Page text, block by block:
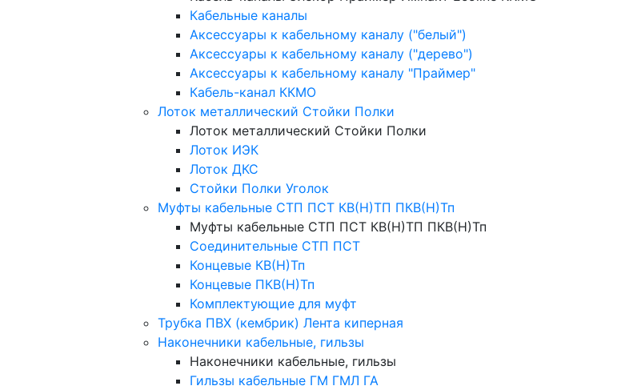
Кабельные каналы
Аксессуары к кабельному каналу ("белый")
Аксессуары к кабельному каналу ("дерево")
Аксессуары к кабельному каналу "Праймер"
Кабель-канал ККМО
Лоток металлический Стойки Полки
Лоток металлический Стойки Полки
Лоток ИЭК
Лоток ДКС
Стойки Полки Уголок
Муфты кабельные СТП ПСТ КВ(Н)ТП ПКВ(Н)Тп
Муфты кабельные СТП ПСТ КВ(Н)ТП ПКВ(Н)Тп
Соединительные СТП ПСТ
Концевые КВ(Н)Тп
Концевые ПКВ(Н)Тп
Комплектующие для муфт
Трубка ПВХ (кембрик) Лента киперная
Наконечники кабельные, гильзы
Наконечники кабельные, гильзы
Гильзы кабельные ГМ ГМЛ ГА